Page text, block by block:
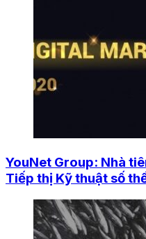
YouNet Group: Nhà
Tiếp thị Kỹ thuật số